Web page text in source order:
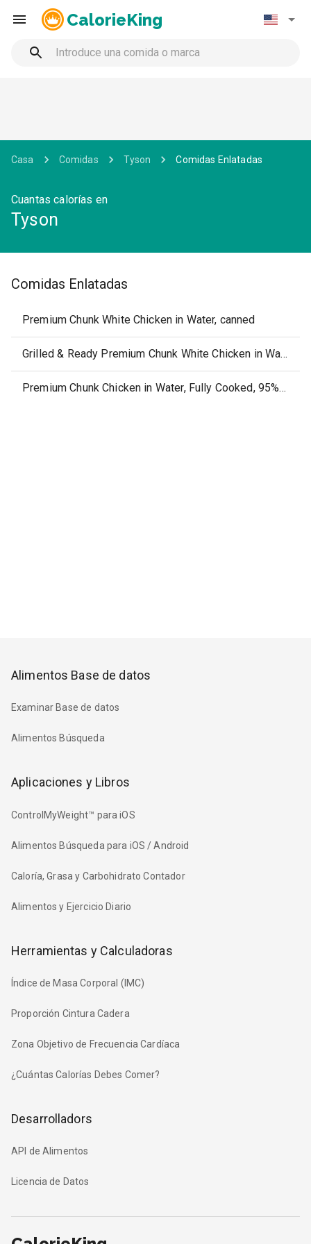
CalorieKing
Casa Comidas Tyson Comidas Enlatadas
Cuantas calorías en
Tyson
Comidas Enlatadas
Premium Chunk White Chicken in Water, canned
Grilled & Ready Premium Chunk White Chicken in Water, canned
Premium Chunk Chicken in Water, Fully Cooked, 95% Fat Free, Canned
Alimentos Base de datos
Examinar Base de datos
Alimentos Búsqueda
Aplicaciones y Libros
ControlMyWeight™ para iOS
Alimentos Búsqueda para iOS / Android
Caloría, Grasa y Carbohidrato Contador
Alimentos y Ejercicio Diario
Herramientas y Calculadoras
Índice de Masa Corporal (IMC)
Proporción Cintura Cadera
Zona Objetivo de Frecuencia Cardíaca
¿Cuántas Calorías Debes Comer?
Desarrolladors
API de Alimentos
Licencia de Datos